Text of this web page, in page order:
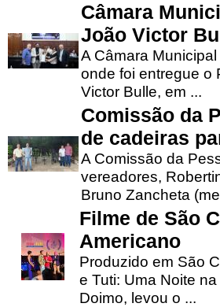
Câmara
João Victor
A Câmara
onde foi entregue o
Victor Bulle, em ...
Comissão da
de cadeiras
A Comissão da
vereadores,
Bruno Zancheta
Filme de São
Americano
Produzido em São
e Tuti: Uma Noite
Doimo, levou o ...